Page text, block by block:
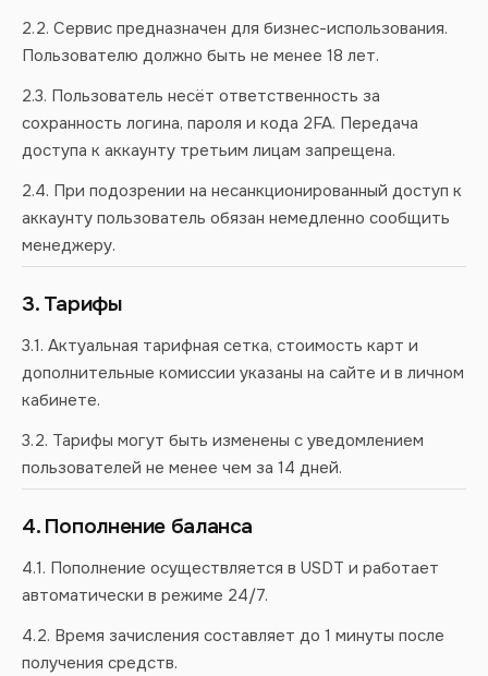
2.2. Сервис предназначен для бизнес-использования.
Пользователю должно быть не менее 18 лет.
2.3. Пользователь несёт ответственность за
сохранность логина, пароля и кода 2FA. Передача
доступа к аккаунту третьим лицам запрещена.
2.4. При подозрении на несанкционированный доступ к
аккаунту пользователь обязан немедленно сообщить
менеджеру.
3. Тарифы
3.1. Актуальная тарифная сетка, стоимость карт и
дополнительные комиссии указаны на сайте и в личном
кабинете.
3.2. Тарифы могут быть изменены с уведомлением
пользователей не менее чем за 14 дней.
4. Пополнение баланса
4.1. Пополнение осуществляется в USDT и работает
автоматически в режиме 24/7.
4.2. Время зачисления составляет до 1 минуты после
получения средств.